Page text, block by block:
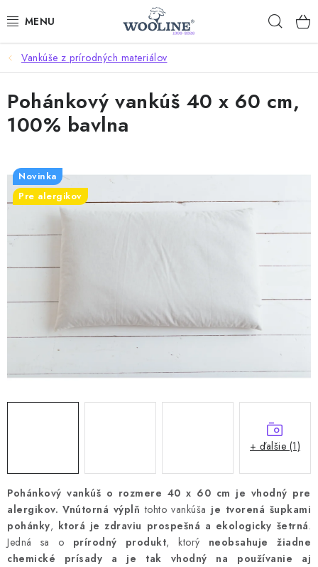
na
AKCIE
OBLEČENIE Z VLNY
OBUV
DOMOV A SPANIE
SAUNA A ZDRAVIE
Odmeny pre našich zákazníkov
Vankúše z prírodných materiálov
Pohánkový vankúš o rozmere 40 x 60 cm je vhodný pre
alergikov. Vnútorná výplň tohto vankúša je tvorená šupkami
pohánky, ktorá je zdraviu prospešná a ekologicky šetrná.
Jedná sa o prírodný produkt, ktorý neobsahuje žiadne
chemické prísady a je tak vhodný na používanie aj
Pohánkový vankúš 40 x 60 cm,
100% bavlna
Novinka
Pre alergikov
+ ďalšie (1)